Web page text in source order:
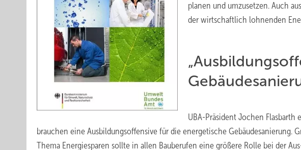
planen und umzusetzen. Auch
der wirtschaftlich lohnenden
UBA-Präsident Jochen Flasbarth
brauchen eine Ausbildungsoffensive für die energetische Gebäudesanierung.
Thema Energiesparen sollte in allen Bauberufen eine größere Rolle bei der